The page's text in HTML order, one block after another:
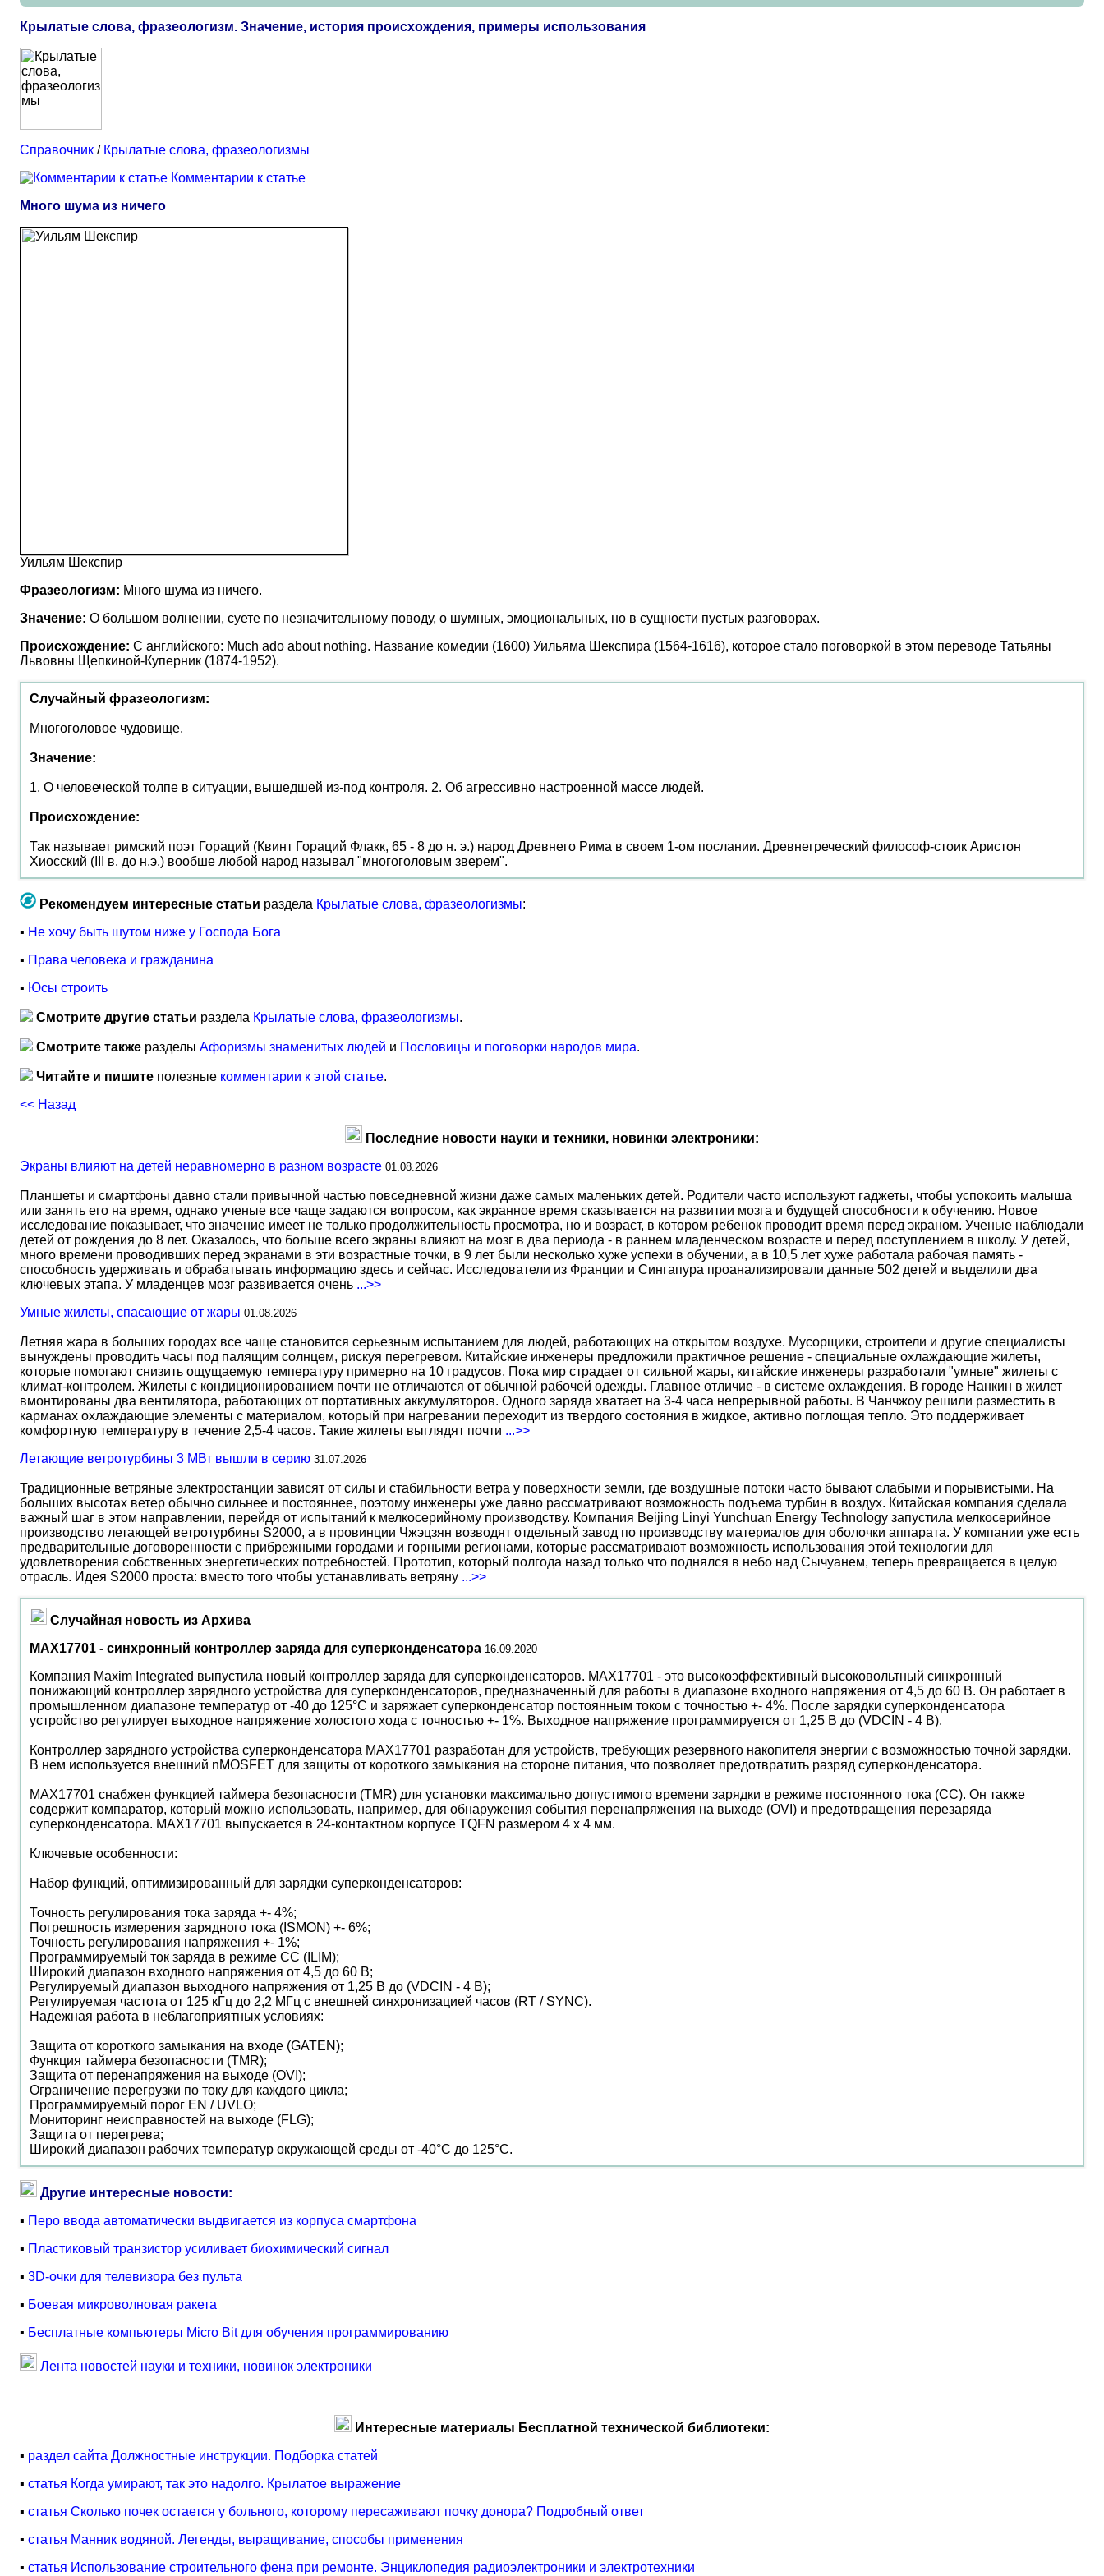
Крылатые слова, фразеологизм. Значение, история происхождения, примеры использования
Справочник / Крылатые слова, фразеологизмы
Комментарии к статье
Много шума из ничего
Уильям Шекспир
Фразеологизм: Много шума из ничего.
Значение: О большом волнении, суете по незначительному поводу, о шумных, эмоциональных, но в сущности пустых разговорах.
Происхождение: С английского: Much ado about nothing. Название комедии (1600) Уильяма Шекспира (1564-1616), которое стало поговоркой в этом переводе Татьяны
Львовны Щепкиной-Куперник (1874-1952).
Случайный фразеологизм:
Многоголовое чудовище.
Значение:
1. О человеческой толпе в ситуации, вышедшей из-под контроля. 2. Об агрессивно настроенной массе людей.
Происхождение:
Так называет римский поэт Гораций (Квинт Гораций Флакк, 65 - 8 до н. э.) народ Древнего Рима в своем 1-ом послании. Древнегреческий философ-стоик Аристон
Хиосский (III в. до н.э.) вообше любой народ называл "многоголовым зверем".
Рекомендуем интересные статьи раздела Крылатые слова, фразеологизмы:
▪ Не хочу быть шутом ниже у Господа Бога
▪ Права человека и гражданина
▪ Юсы строить
Смотрите другие статьи раздела Крылатые слова, фразеологизмы.
Смотрите также разделы Афоризмы знаменитых людей и Пословицы и поговорки народов мира.
Читайте и пишите полезные комментарии к этой статье.
<< Назад
Последние новости науки и техники, новинки электроники:
Экраны влияют на детей неравномерно в разном возрасте 01.08.2026
Планшеты и смартфоны давно стали привычной частью повседневной жизни даже самых маленьких детей. Родители часто используют гаджеты, чтобы успокоить малыша
или занять его на время, однако ученые все чаще задаются вопросом, как экранное время сказывается на развитии мозга и будущей способности к обучению. Новое
исследование показывает, что значение имеет не только продолжительность просмотра, но и возраст, в котором ребенок проводит время перед экраном. Ученые наблюдали
детей от рождения до 8 лет. Оказалось, что больше всего экраны влияют на мозг в два периода - в раннем младенческом возрасте и перед поступлением в школу. У детей,
много времени проводивших перед экранами в эти возрастные точки, в 9 лет были несколько хуже успехи в обучении, а в 10,5 лет хуже работала рабочая память -
способность удерживать и обрабатывать информацию здесь и сейчас. Исследователи из Франции и Сингапура проанализировали данные 502 детей и выделили два
ключевых этапа. У младенцев мозг развивается очень ...>>
Умные жилеты, спасающие от жары 01.08.2026
Летняя жара в больших городах все чаще становится серьезным испытанием для людей, работающих на открытом воздухе. Мусорщики, строители и другие специалисты
вынуждены проводить часы под палящим солнцем, рискуя перегревом. Китайские инженеры предложили практичное решение - специальные охлаждающие жилеты,
которые помогают снизить ощущаемую температуру примерно на 10 градусов. Пока мир страдает от сильной жары, китайские инженеры разработали "умные" жилеты с
климат-контролем. Жилеты с кондиционированием почти не отличаются от обычной рабочей одежды. Главное отличие - в системе охлаждения. В городе Нанкин в жилет
вмонтированы два вентилятора, работающих от портативных аккумуляторов. Одного заряда хватает на 3-4 часа непрерывной работы. В Чанчжоу решили разместить в
карманах охлаждающие элементы с материалом, который при нагревании переходит из твердого состояния в жидкое, активно поглощая тепло. Это поддерживает
комфортную температуру в течение 2,5-4 часов. Такие жилеты выглядят почти ...>>
Летающие ветротурбины 3 МВт вышли в серию 31.07.2026
Традиционные ветряные электростанции зависят от силы и стабильности ветра у поверхности земли, где воздушные потоки часто бывают слабыми и порывистыми. На
больших высотах ветер обычно сильнее и постояннее, поэтому инженеры уже давно рассматривают возможность подъема турбин в воздух. Китайская компания сделала
важный шаг в этом направлении, перейдя от испытаний к мелкосерийному производству. Компания Beijing Linyi Yunchuan Energy Technology запустила мелкосерийное
производство летающей ветротурбины S2000, а в провинции Чжэцзян возводят отдельный завод по производству материалов для оболочки аппарата. У компании уже есть
предварительные договоренности с прибрежными городами и горными регионами, которые рассматривают возможность использования этой технологии для
удовлетворения собственных энергетических потребностей. Прототип, который полгода назад только что поднялся в небо над Сычуанем, теперь превращается в целую
отрасль. Идея S2000 проста: вместо того чтобы устанавливать ветряну ...>>
Случайная новость из Архива
MAX17701 - синхронный контроллер заряда для суперконденсатора 16.09.2020
Компания Maxim Integrated выпустила новый контроллер заряда для суперконденсаторов. MAX17701 - это высокоэффективный высоковольтный синхронный
понижающий контроллер зарядного устройства для суперконденсаторов, предназначенный для работы в диапазоне входного напряжения от 4,5 до 60 В. Он работает в
промышленном диапазоне температур от -40 до 125°C и заряжает суперконденсатор постоянным током с точностью +- 4%. После зарядки суперконденсатора
устройство регулирует выходное напряжение холостого хода с точностью +- 1%. Выходное напряжение программируется от 1,25 В до (VDCIN - 4 В).
Контроллер зарядного устройства суперконденсатора MAX17701 разработан для устройств, требующих резервного накопителя энергии с возможностью точной зарядки.
В нем используется внешний nMOSFET для защиты от короткого замыкания на стороне питания, что позволяет предотвратить разряд суперконденсатора.
MAX17701 снабжен функцией таймера безопасности (TMR) для установки максимально допустимого времени зарядки в режиме постоянного тока (CC). Он также
содержит компаратор, который можно использовать, например, для обнаружения события перенапряжения на выходе (OVI) и предотвращения перезаряда
суперконденсатора. MAX17701 выпускается в 24-контактном корпусе TQFN размером 4 x 4 мм.
Ключевые особенности:
Набор функций, оптимизированный для зарядки суперконденсаторов:
Точность регулирования тока заряда +- 4%;
Погрешность измерения зарядного тока (ISMON) +- 6%;
Точность регулирования напряжения +- 1%;
Программируемый ток заряда в режиме CC (ILIM);
Широкий диапазон входного напряжения от 4,5 до 60 В;
Регулируемый диапазон выходного напряжения от 1,25 В до (VDCIN - 4 В);
Регулируемая частота от 125 кГц до 2,2 МГц с внешней синхронизацией часов (RT / SYNC).
Надежная работа в неблагоприятных условиях:
Защита от короткого замыкания на входе (GATEN);
Функция таймера безопасности (TMR);
Защита от перенапряжения на выходе (OVI);
Ограничение перегрузки по току для каждого цикла;
Программируемый порог EN / UVLO;
Мониторинг неисправностей на выходе (FLG);
Защита от перегрева;
Широкий диапазон рабочих температур окружающей среды от -40°C до 125°C.
Другие интересные новости:
▪ Перо ввода автоматически выдвигается из корпуса смартфона
▪ Пластиковый транзистор усиливает биохимический сигнал
▪ 3D-очки для телевизора без пульта
▪ Боевая микроволновая ракета
▪ Бесплатные компьютеры Micro Bit для обучения программированию
Лента новостей науки и техники, новинок электроники
Интересные материалы Бесплатной технической библиотеки:
▪ раздел сайта Должностные инструкции. Подборка статей
▪ статья Когда умирают, так это надолго. Крылатое выражение
▪ статья Сколько почек остается у больного, которому пересаживают почку донора? Подробный ответ
▪ статья Манник водяной. Легенды, выращивание, способы применения
▪ статья Использование строительного фена при ремонте. Энциклопедия радиоэлектроники и электротехники